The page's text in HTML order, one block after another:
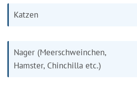
Katzen
Nager (Meerschweinchen,
Hamster, Chinchilla etc.)